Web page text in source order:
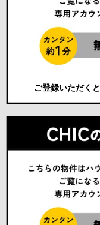
ご登録いただくと